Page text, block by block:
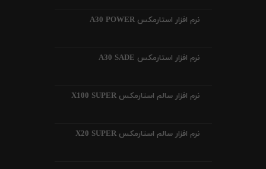
نرم افزار استارمکس A30 POWER
نرم افزار استارمکس A30 SADE
نرم افزار سالم استارمکس X100 SUPER
نرم افزار سالم استارمکس X20 SUPER